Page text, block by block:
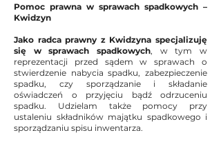
Pomoc prawna w sprawach spadkowych –
Kwidzyn
Jako radca prawny z Kwidzyna specjalizuję
się w sprawach spadkowych, w tym w
reprezentacji przed sądem w sprawach o
stwierdzenie nabycia spadku, zabezpieczenie
spadku, czy sporządzanie i składanie
oświadczeń o przyjęciu bądź odrzuceniu
spadku. Udzielam także pomocy przy
ustaleniu składników majątku spadkowego i
sporządzaniu spisu inwentarza.